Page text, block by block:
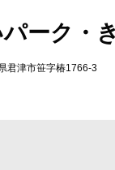
ーク・
君津市笹字椿1766-3